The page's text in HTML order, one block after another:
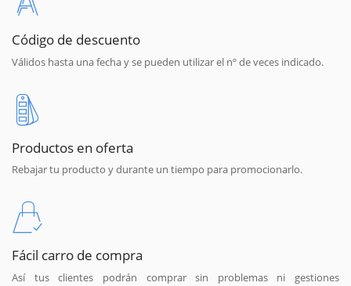
Código de descuento
Válidos hasta una fecha y se pueden utilizar el nº de veces indicado.
Productos en oferta
Rebajar tu producto y durante un tiempo para promocionarlo.
Fácil carro de compra
Así tus clientes podrán comprar sin problemas ni gestiones